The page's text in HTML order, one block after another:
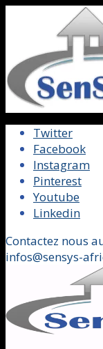
Twitter
Facebook
Instagram
Pinterest
Youtube
Linkedin
Contactez nous
infos@sensys-